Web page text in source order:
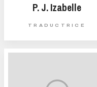
P. J. Izabelle
TRADUCTRICE